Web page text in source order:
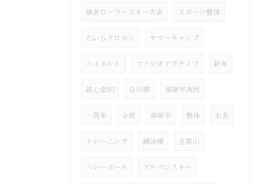
猿倉ローラースキー大会 スポーツ整体
たいらクロカン サマーキャンプ
ハイボルト ファジオアクティブ 新年
結心堂SC 白川郷 南砺平高校
一周年 合宿 南砺市 整体 お灸
トレーニング 鍼治療 五箇山
バレーボール アルペンスキー